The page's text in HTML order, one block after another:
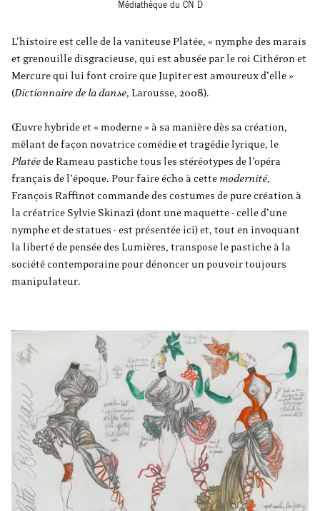
Médiathèque du CN D
L’histoire est celle de la vaniteuse Platée, « nymphe des marais
et grenouille disgracieuse, qui est abusée par le roi Cithéron et
Mercure qui lui font croire que Jupiter est amoureux d’elle »
(Dictionnaire de la danse, Larousse, 2008).
Œuvre hybride et « moderne » à sa manière dès sa création,
mêlant de façon novatrice comédie et tragédie lyrique, le
Platéede Rameau pastiche tous les stéréotypes de l’opéra
français de l’époque. Pour faire écho à cette modernité,
François Raffinot commande des costumes de pure création à
la créatrice Sylvie Skinazi (dont une maquette - celle d’une
nymphe et de statues - est présentée ici) et, tout en invoquant
la liberté de pensée des Lumières, transpose le pastiche à la
société contemporaine pour dénoncer un pouvoir toujours
manipulateur.